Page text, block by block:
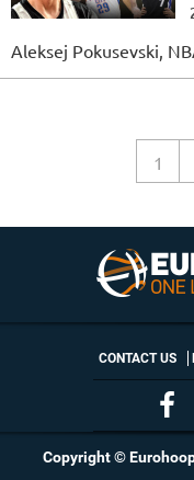
Aleksej Pokusevski,
1
CONTACT US
Copyright ©